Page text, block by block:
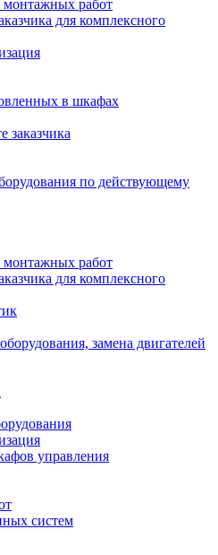
монтажных работ
для комплексного
в шкафах
по действующему
монтажных работ
для комплексного
замена двигателей
управления
систем